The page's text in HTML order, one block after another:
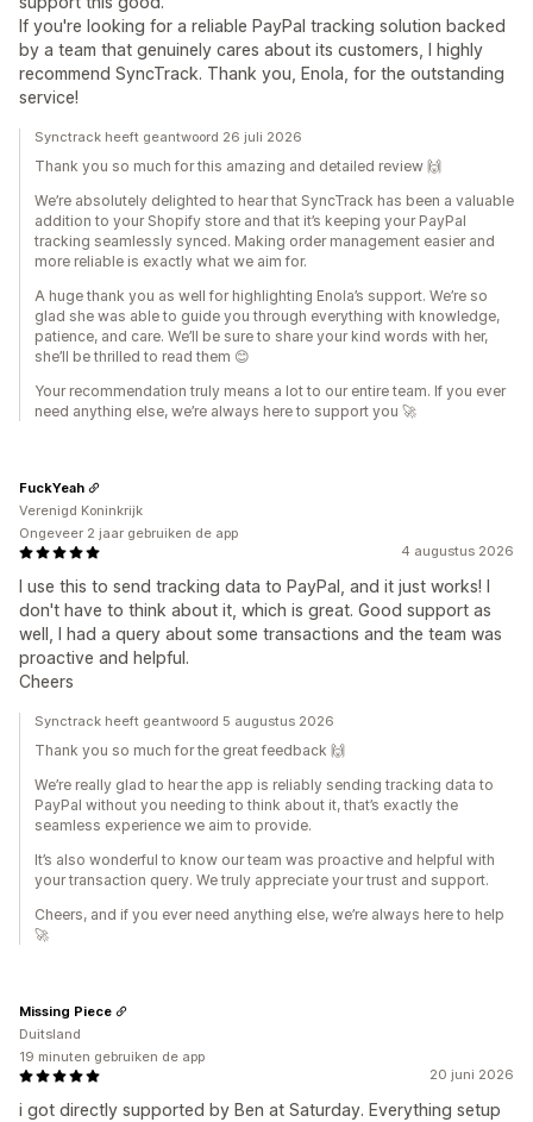
If you're looking for a reliable PayPal tracking solution backed
by a team that genuinely cares about its customers, I highly
recommend SyncTrack. Thank you, Enola, for the outstanding
service!
Synctrack heeft geantwoord 26 juli 2026
Thank you so much for this amazing and detailed review 🙌
We’re absolutely delighted to hear that SyncTrack has been a valuable
addition to your Shopify store and that it’s keeping your PayPal
tracking seamlessly synced. Making order management easier and
more reliable is exactly what we aim for.
A huge thank you as well for highlighting Enola’s support. We’re so
glad she was able to guide you through everything with knowledge,
patience, and care. We’ll be sure to share your kind words with her,
she’ll be thrilled to read them 😊
Your recommendation truly means a lot to our entire team. If you ever
need anything else, we’re always here to support you 🚀
4 augustus 2026
I use this to send tracking data to PayPal, and it just works! I
don't have to think about it, which is great. Good support as
well, I had a query about some transactions and the team was
proactive and helpful.
Cheers
FuckYeah
Verenigd Koninkrijk
Ongeveer 2 jaar gebruiken de app
Synctrack heeft geantwoord 5 augustus 2026
Thank you so much for the great feedback 🙌
We’re really glad to hear the app is reliably sending tracking data to
PayPal without you needing to think about it, that’s exactly the
seamless experience we aim to provide.
It’s also wonderful to know our team was proactive and helpful with
your transaction query. We truly appreciate your trust and support.
Cheers, and if you ever need anything else, we’re always here to help
🚀
20 juni 2026
i got directly supported by Ben at Saturday. Everything setup
Missing Piece
Duitsland
19 minuten gebruiken de app